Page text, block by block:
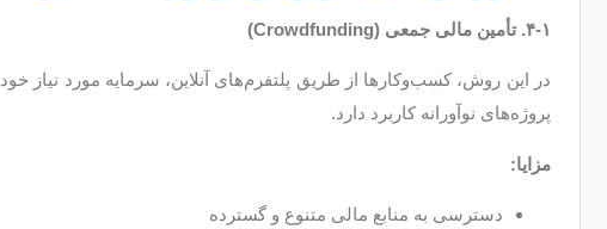
۴-۱.تأمین مالی جمعی (Crowdfunding)
در این روش، کسب‌وکارها از طریق پلتفرم‌های آنلاین، سرمایه مورد نیاز
پروژه‌های نوآورانه کاربرد دارد.
مزایا:
دسترسی به منابع مالی متنوع و گسترده